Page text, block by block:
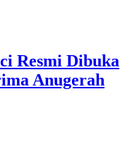
Resmi Dibuka
Anugerah